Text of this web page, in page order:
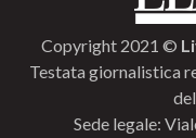
Copyright 2021 ©
Testata giornalistica
Sede legale: